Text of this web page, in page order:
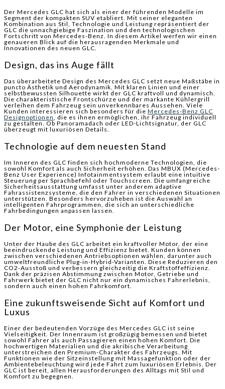
Der Mercedes GLC hat sich als einer der führenden Modelle im
Segment der kompakten SUV etabliert. Mit seiner eleganten
Kombination aus Stil, Technologie und Leistung repräsentiert der
GLC die unnachgiebige Faszination und den technologischen
Fortschritt von Mercedes-Benz. In diesem Artikel werfen wir einen
genaueren Blick auf die herausragenden Merkmale und
Innovationen des neuen GLC.
Design, das ins Auge fällt
Das überarbeitete Design des Mercedes GLC setzt neue Maßstäbe in
puncto Ästhetik und Aerodynamik. Mit klaren Linien und einer
selbstbewussten Silhouette wirkt der GLC kraftvoll und dynamisch.
Die charakteristische Frontschürze und der markante Kühlergrill
verleihen dem Fahrzeug sein unverkennbares Aussehen. Viele
Kunden interessieren sich besonders für die Mercedes-Benz GLC
Designoptionen, die es ihnen ermöglichen, ihr Fahrzeug individuell
zu gestalten. Ob Panoramadach oder LED-Lichtsignatur, der GLC
überzeugt mit luxuriösen Details.
Technologie auf dem neuesten Stand
Im Inneren des GLC finden sich hochmoderne Technologien, die
sowohl Komfort als auch Sicherheit erhöhen. Das MBUX (Mercedes-
Benz User Experience) Infotainmentsystem erlaubt eine intuitive
Steuerung per Sprachbefehl oder Touchscreen. Die umfangreiche
Sicherheitsausstattung umfasst unter anderem adaptive
Fahrassistenzsysteme, die den Fahrer in verschiedenen Situationen
unterstützen. Besonders hervorzuheben ist die Auswahl an
intelligenten Fahrprogrammen, die sich an unterschiedliche
Fahrbedingungen anpassen lassen.
Der Motor, eine Symphonie der Leistung
Unter der Haube des GLC arbeitet ein kraftvoller Motor, der eine
beeindruckende Leistung und Effizienz bietet. Kunden können
zwischen verschiedenen Antriebsoptionen wählen, darunter auch
umweltfreundliche Plug-in-Hybrid-Varianten. Diese Reduzieren den
CO2-Ausstoß und verbessern gleichzeitig die Kraftstoffeffizienz.
Dank der präzisen Abstimmung zwischen Motor, Getriebe und
Fahrwerk bietet der GLC nicht nur ein dynamisches Fahrerlebnis,
sondern auch einen hohen Fahrkomfort.
Eine zukunftsweisende Sicht auf Komfort und
Luxus
Einer der bedeutenden Vorzüge des Mercedes GLC ist seine
Vielseitigkeit. Der Innenraum ist großzügig bemessen und bietet
sowohl Fahrer als auch Passagieren einen hohen Komfort. Die
hochwertigen Materialien und die akribische Verarbeitung
unterstreichen den Premium-Charakter des Fahrzeugs. Mit
Funktionen wie der Sitzeinstellung mit Massagefunktion oder der
Ambientebeleuchtung wird jede Fahrt zum luxuriösen Erlebnis. Der
GLC ist bereit, allen Herausforderungen des Alltags mit Stil und
Komfort zu begegnen.